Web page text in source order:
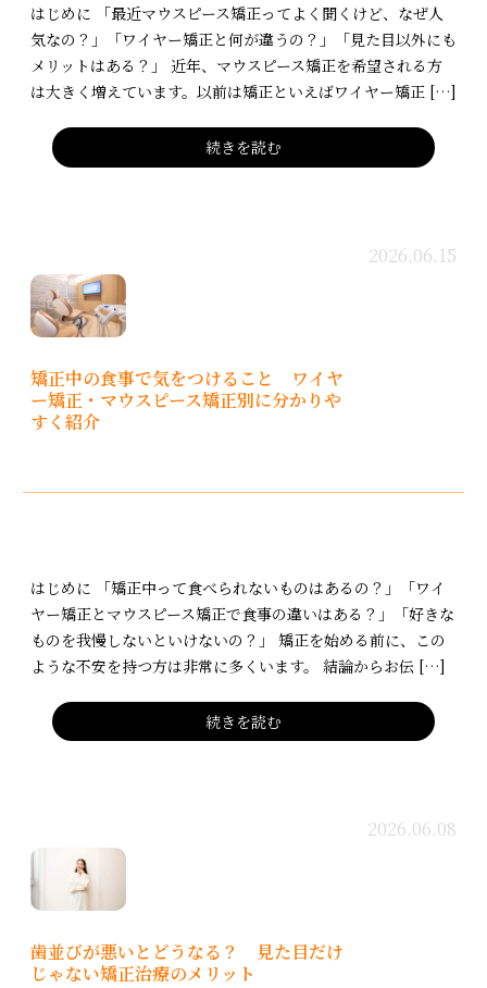
はじめに 「最近マウスピース矯正ってよく聞くけど、なぜ人
気なの？」「ワイヤー矯正と何が違うの？」「見た目以外にも
メリットはある？」 近年、マウスピース矯正を希望される方
は大きく増えています。以前は矯正といえばワイヤー矯正 […]
続きを読む
2026.06.15
矯正中の食事で気をつけること ワイヤ
ー矯正・マウスピース矯正別に分かりや
すく紹介
はじめに 「矯正中って食べられないものはあるの？」「ワイ
ヤー矯正とマウスピース矯正で食事の違いはある？」「好きな
ものを我慢しないといけないの？」 矯正を始める前に、この
ような不安を持つ方は非常に多くいます。 結論からお伝 […]
続きを読む
2026.06.08
歯並びが悪いとどうなる？ 見た目だけ
じゃない矯正治療のメリット